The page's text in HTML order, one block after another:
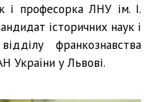
і професорка ЛНУ ім. І.
історичних наук і
франкознавства
України у Львові.